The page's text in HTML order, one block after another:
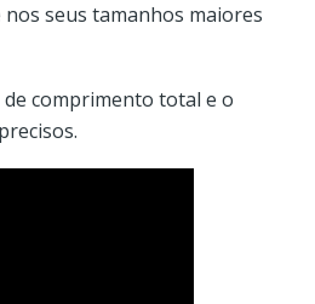
seus tamanhos maiores
comprimento total e o